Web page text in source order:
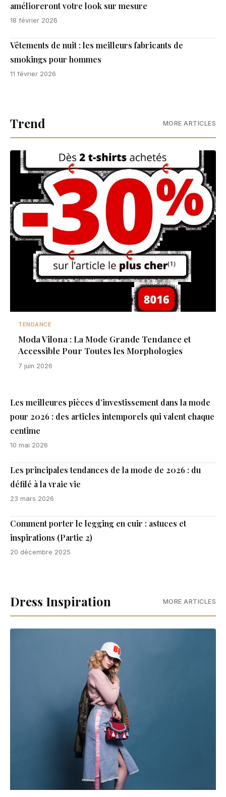
amélioreront votre look sur mesure
18 février 2026
Vêtements de nuit : les meilleurs fabricants de
smokings pour hommes
11 février 2026
Trend MORE ARTICLES
TENDANCE
Moda Vilona : La Mode Grande Tendance et
Accessible Pour Toutes les Morphologies
7 juin 2026
Les meilleures pièces d’investissement dans la mode
pour 2026 : des articles intemporels qui valent chaque
centime
10 mai 2026
Les principales tendances de la mode de 2026 : du
défilé à la vraie vie
23 mars 2026
Comment porter le legging en cuir : astuces et
inspirations (Partie 2)
20 décembre 2025
Dress Inspiration MORE ARTICLES